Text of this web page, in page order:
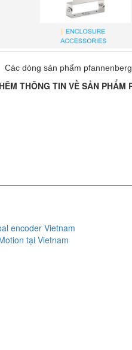
Các dòng sản phẩm
THÔNG TIN VỀ SẢN PHẨM
encoder Vietnam
tại Vietnam